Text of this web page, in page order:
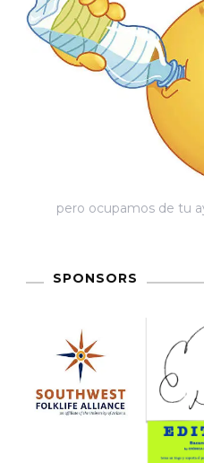
pero ocupamos de tu
SPONSORS